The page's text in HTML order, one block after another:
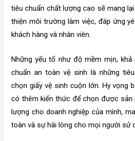
tiêu chuẩn chất lượng cao sẽ mang
thiện môi trường làm việc, đáp ứng
khách hàng và nhân viên.
Những yếu tố như độ mềm mịn, khả
chuẩn an toàn vệ sinh là những
chọn giấy vệ sinh cuộn lớn. Hy vọng
có thêm kiến thức để chọn được sản
lượng cho doanh nghiệp của mình,
toàn và sự hài lòng cho mọi người sử